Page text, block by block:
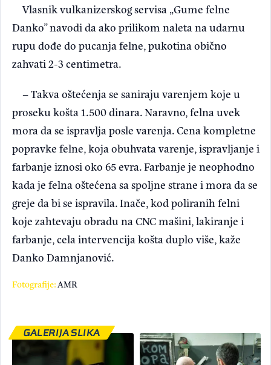
Vlasnik vulkanizerskog servisa „Gume felne
Danko” navodi da ako prilikom naleta na udarnu
rupu dođe do pucanja felne, pukotina obično
zahvati 2-3 centimetra.
– Takva oštećenja se saniraju varenjem koje u
proseku košta 1.500 dinara. Naravno, felna uvek
mora da se ispravlja posle varenja. Cena kompletne
popravke felne, koja obuhvata varenje, ispravljanje i
farbanje iznosi oko 65 evra. Farbanje je neophodno
kada je felna oštećena sa spoljne strane i mora da se
greje da bi se ispravila. Inače, kod poliranih felni
koje zahtevaju obradu na CNC mašini, lakiranje i
farbanje, cela intervencija košta duplo više, kaže
Danko Damnjanović.
Fotografije:AMR
GALERIJA SLIKA